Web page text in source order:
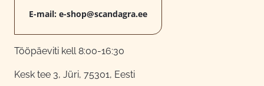
E-mail: e-shop@scandagra.ee
Tööpäeviti kell 8:00-16:30
Kesk tee 3, Jüri, 75301, Eesti